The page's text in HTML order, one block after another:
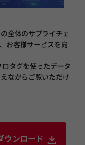
全体のサプライチェ
お客様サービスを向
タグを使ったデータ
ながらご覧いただけ
ンロード